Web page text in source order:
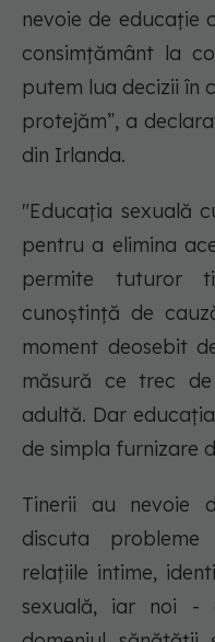
nevoie de educație
consimțământ la
putem lua decizii în
protejăm”, a
din Irlanda.
"Educația sexuală
pentru a elimina
permite tuturor
cunoștință de
moment deosebit
măsură ce trec
adultă. Dar
de simpla furnizare
Tinerii au nevoie
discuta probleme
relațiile intime,
sexuală, iar noi -